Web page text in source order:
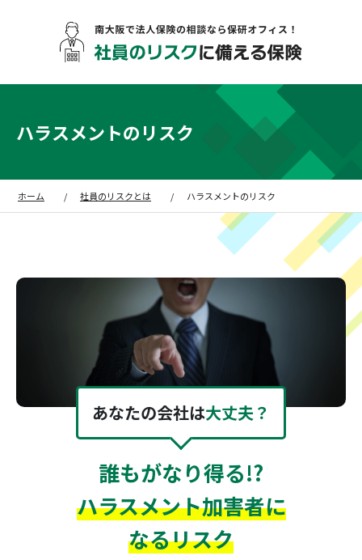
ハラスメントのリスク
ホーム 社員のリスクとは ハラスメントのリスク
あなたの会社は大丈夫？
誰もがなり得る!?
ハラスメント加害者に
なるリスク